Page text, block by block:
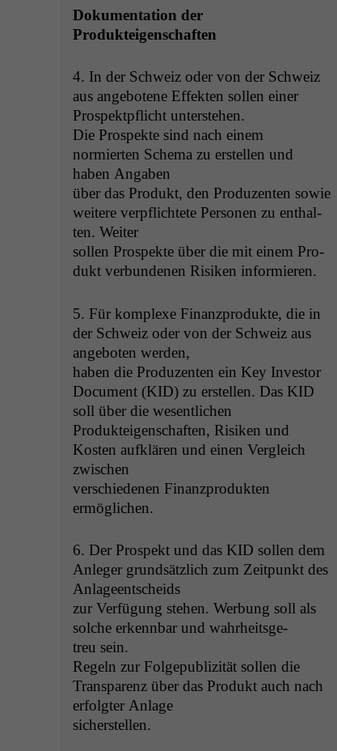
Doku­men­ta­tion der
Produkteigenschaften
4. In der Schweiz oder von der Schweiz
aus ange­botene Effek­ten sollen ein­er
Prospek­tpflicht unterstehen.
Die Prospek­te sind nach einem
normierten Schema zu erstellen und
haben Angaben
über das Pro­dukt, den Pro­duzen­ten sowie
weit­ere verpflichtete Per­so­n­en zu enthal­
ten. Weiter
sollen Prospek­te über die mit einem Pro­
dukt ver­bun­de­nen Risiken informieren.
5. Für kom­plexe Finanzpro­duk­te, die in
der Schweiz oder von der Schweiz aus
ange­boten werden,
haben die Pro­duzen­ten ein Key Investor
Doc­u­ment (KID) zu erstellen. Das KID
soll über die wesentlichen
Pro­duk­teigen­schaften, Risiken und
Kosten aufk­lären und einen Ver­gle­ich
zwischen
ver­schiede­nen Finanzpro­duk­ten
ermöglichen.
6. Der Prospekt und das KID sollen dem
Anleger grund­sät­zlich zum Zeit­punkt des
Anlageentscheids
zur Ver­fü­gung ste­hen. Wer­bung soll als
solche erkennbar und wahrheits­ge­
treu sein.
Regeln zur Fol­gepub­liz­ität sollen die
Trans­parenz über das Pro­dukt auch nach
erfol­gter Anlage
sicherstellen.